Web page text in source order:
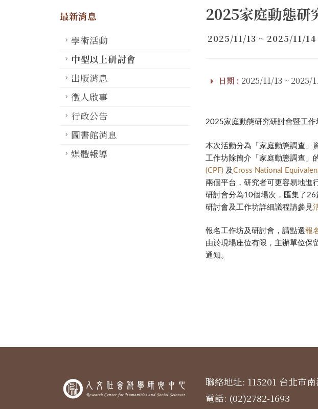
最新消息
學術活動
中型以上研討會
出版消息
徵人啟事
行政公告
圖書館消息
媒體報導
2025家庭動態研
2025/11/13 ~ 2025/11/14
日期 : 2025/11/13 ~ 2025/
2025家庭動態研究研討會暨工
本次活動分為「家庭動態調查」
工作坊除簡介「家庭動態調查
(CPF) 及 Cross National
兩個平台，研究者可更容易地進
研討會分為10個場次，匯集了26
研討會及工作坊詳細議程請參見
報名工作坊及研討會，請點選報
由於現場座位有限，主辦單位保
通知。
聯絡地址: 115201 台北市
電話: (02)2782-1693